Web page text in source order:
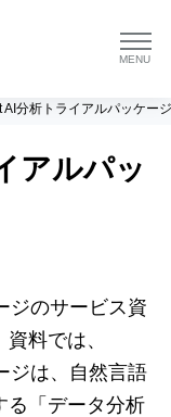
menu
AI分析トライアルパッケー
アルパッ
ジのサービス資
料では、
ジは、自然言語
る「データ分析